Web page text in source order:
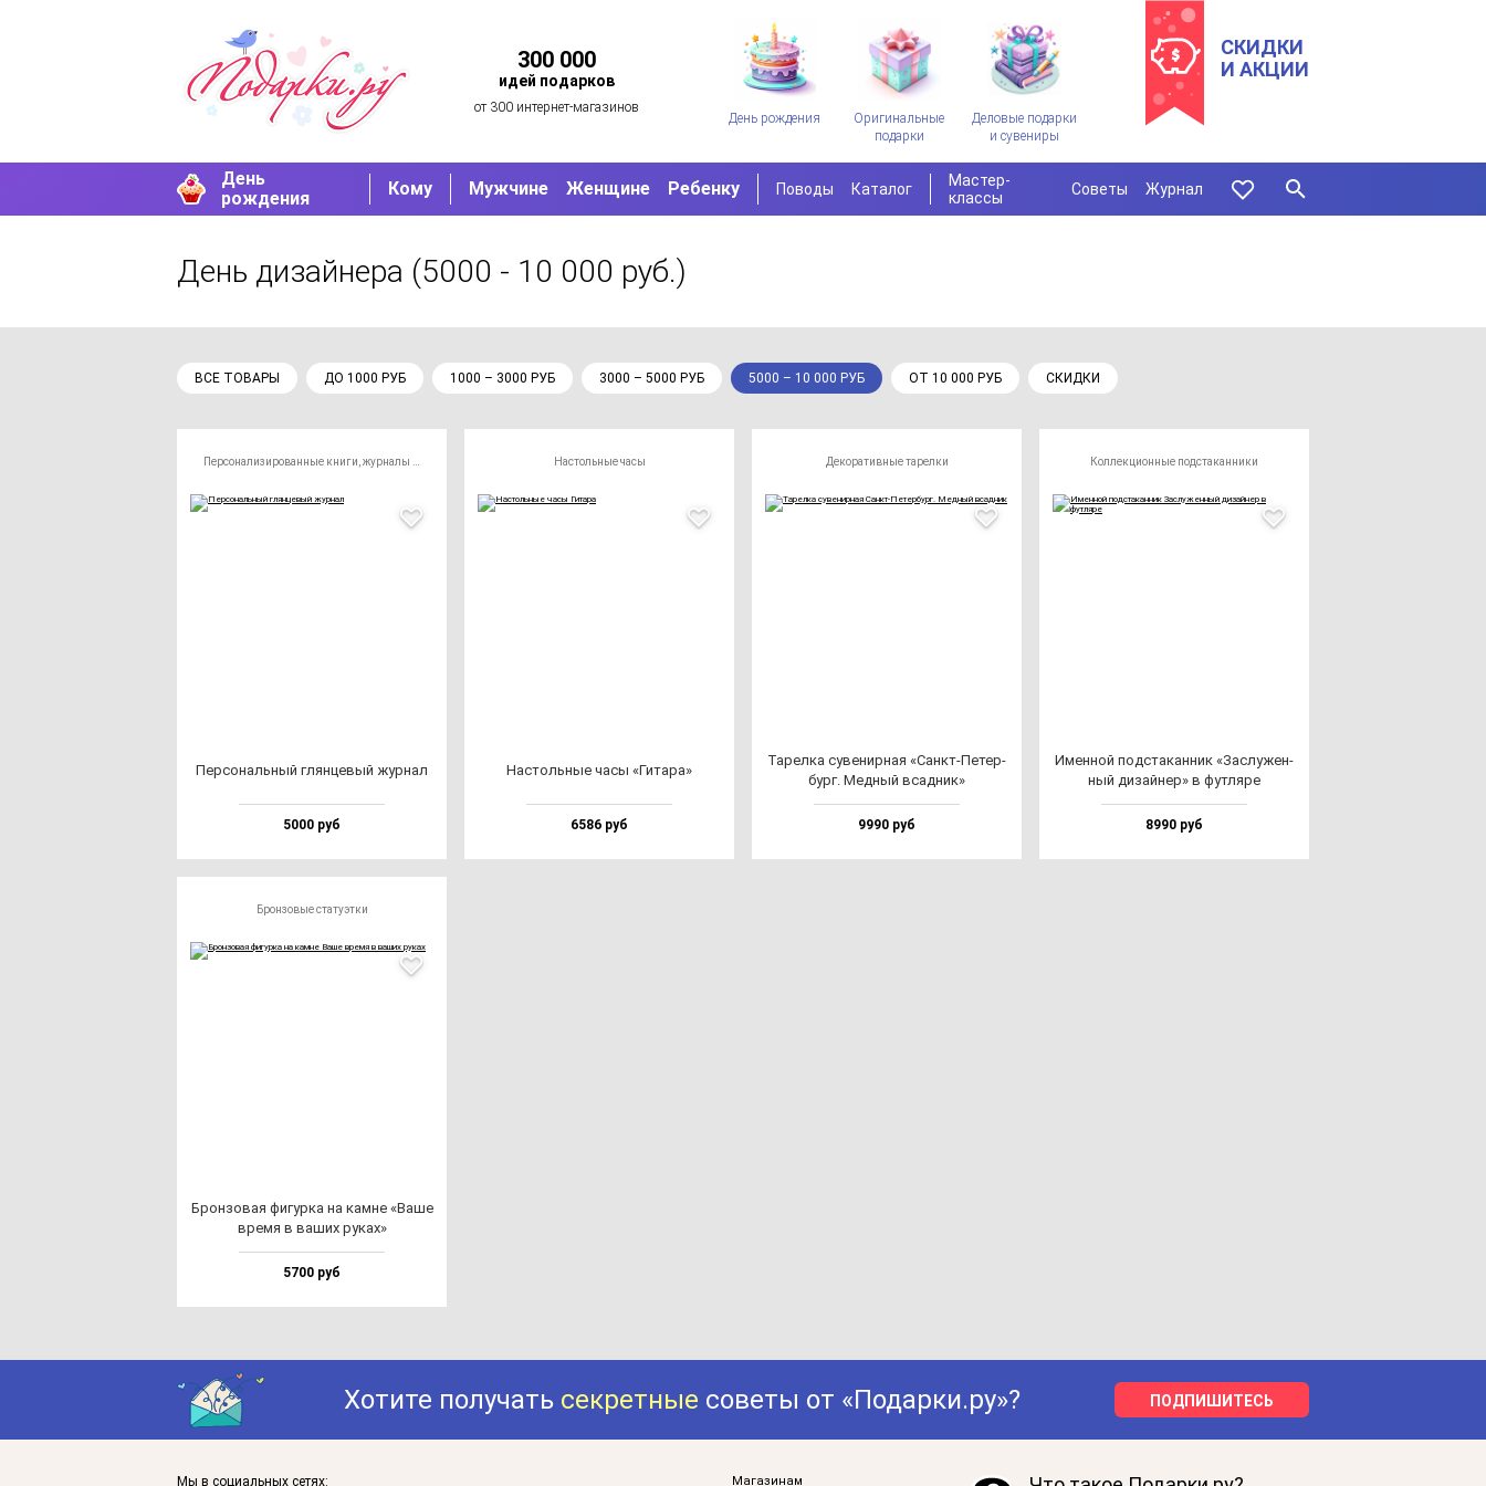
300 000
идей подарков
от 300 интернет-магазинов
День рождения
Оригинальные
подарки
Деловые подарки
и сувениры
СКИДКИ
И АКЦИИ
День
рождения
Кому Мужчине Женщине Ребенку Поводы Каталог
Мастер-
классы
Советы Журнал
День дизайнера (5000 - 10 000 руб.)
ВСЕ ТОВАРЫ ДО 1000 РУБ 1000 – 3000 РУБ 3000 – 5000 РУБ 5000 – 10 000 РУБ ОТ 10 000 РУБ СКИДКИ
Персонализированные книги, журналы и газеты
Пер­со­наль­ный глян­це­вый жур­нал
5000 руб
Настольные часы
Нас­толь­ные ча­сы «Гита­ра»
6586 руб
Декоративные тарелки
Тарел­ка су­ве­нир­ная «Санкт-Петер­
бург. Мед­ный всад­ник»
9990 руб
Коллекционные подстаканники
Имен­ной под­ста­кан­ник «Зас­лу­жен­
ный ди­зай­нер» в фут­ля­ре
8990 руб
Бронзовые статуэтки
Брон­зо­вая фи­гур­ка на кам­не «Ваше
вре­мя в ва­ших ру­ках»
5700 руб
Хотите получать секретные советы от «Подарки.ру»? ПОДПИШИТЕСЬ
Мы в социальных сетях: Магазинам